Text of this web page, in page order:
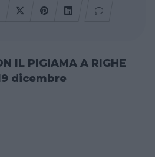
IL PIGIAMA A RIGHE
dicembre